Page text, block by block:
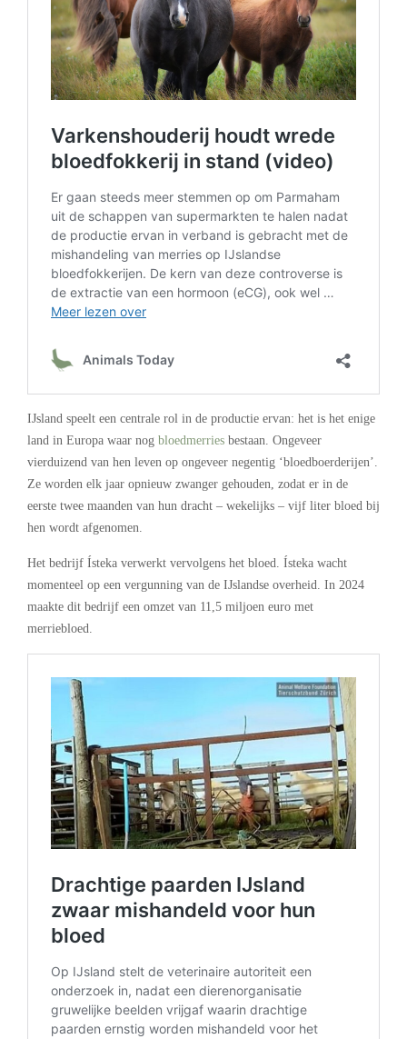
IJsland speelt een centrale rol in de productie ervan: het is het enige
land in Europa waar nog bloedmerries bestaan. Ongeveer
vierduizend van hen leven op ongeveer negentig ‘bloedboerderijen’.
Ze worden elk jaar opnieuw zwanger gehouden, zodat er in de
eerste twee maanden van hun dracht – wekelijks – vijf liter bloed bij
hen wordt afgenomen.
Het bedrijf Ísteka verwerkt vervolgens het bloed. Ísteka wacht
momenteel op een vergunning van de IJslandse overheid. In 2024
maakte dit bedrijf een omzet van 11,5 miljoen euro met
merriebloed.